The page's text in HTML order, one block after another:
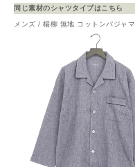
同じ素材のシャツタイプはこちら
メンズ / 楊柳 無地 コットンパジャマ